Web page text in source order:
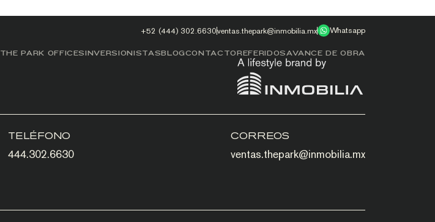
+52 (444) 302.6630ventas.thepark@inmobilia.mx Whatsapp
THE PARK OFFICESINVERSIONISTASBLOGCONTACTOREFERIDOSAVANCE DE OBRA
TELÉFONO
444.302.6630
CORREOS
ventas.thepark@inmobilia.mx